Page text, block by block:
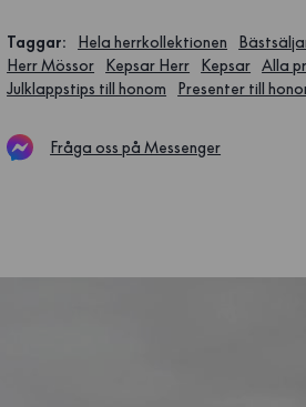
Taggar: Hela herrkollektionen
Herr Mössor
Kepsar Herr Kepsar Alla
Julklappstips till honom
Presenter till
Fråga oss på Messenger